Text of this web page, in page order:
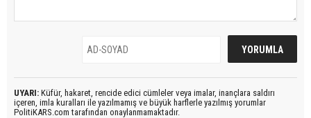
UYARI: Küfür, hakaret, rencide edici cümleler veya imalar, inançlara saldırı
içeren, imla kuralları ile yazılmamış ve büyük harflerle yazılmış yorumlar
PolitiKARS.com tarafından onaylanmamaktadır.